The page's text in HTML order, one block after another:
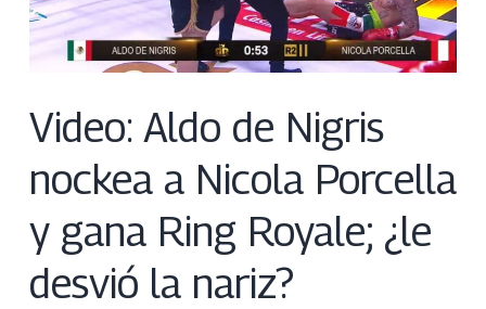
Video: Aldo de Nigris
nockea a Nicola Porcella
y gana Ring Royale; ¿le
desvió la nariz?